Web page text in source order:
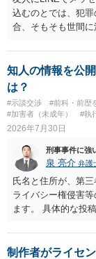
込むのとでは、犯
合、そもそも世間
知人の情報を公
は？
#示談交渉 #前科・前歴
#加害者（未成年）
#執
2026年7月30日
刑事事件に強
泉 亮介 弁護
氏名と住所が、第
ライバシー権侵害
ます。 具体的な投
でしょう。
制作者がライセ